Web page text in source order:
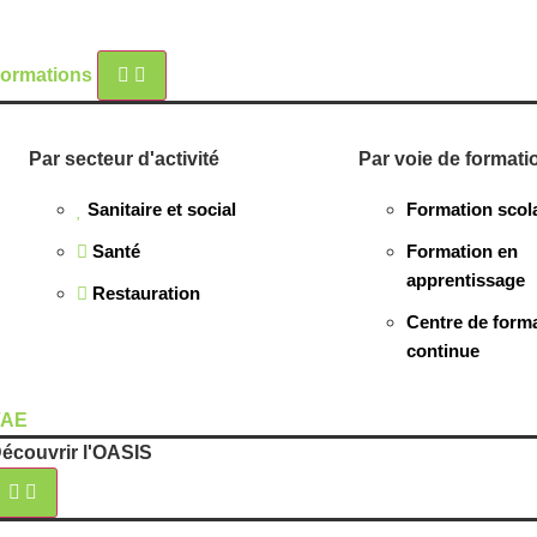
Par secteur d'activité
Sanitaire et social
Santé
Restauration
Par voie de
Formation
Formation en
apprentissage
Centre de
continue
l'OASIS